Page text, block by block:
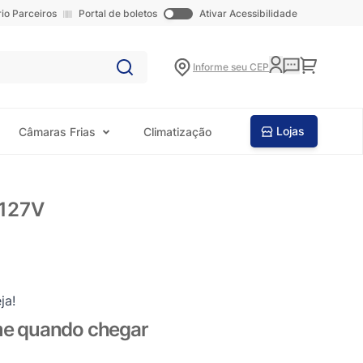
Parceiros Portal de boletos Ativar Acessibilidade
Informe seu CEP Carrinho
Câmaras Frias Climatização Lojas
quando chegar